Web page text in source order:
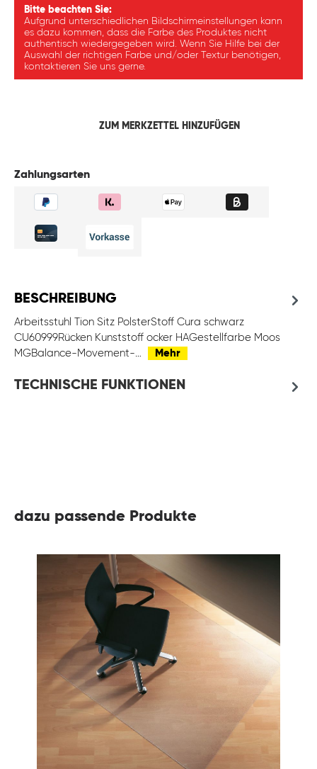
Bitte beachten Sie:
Aufgrund unterschiedlichen Bildschirmeinstellungen kann
es dazu kommen, dass die Farbe des Produktes nicht
authentisch wiedergegeben wird. Wenn Sie Hilfe bei der
Auswahl der richtigen Farbe und/oder Textur benötigen,
kontaktieren Sie uns gerne.
ZUM MERKZETTEL HINZUFÜGEN
Zahlungsarten
BESCHREIBUNG
Arbeitsstuhl Tion Sitz PolsterStoff Cura schwarz
CU60999Rücken Kunststoff ocker HAGestellfarbe Moos
MGBalance-Movement-…
Mehr
TECHNISCHE FUNKTIONEN
dazu passende Produkte